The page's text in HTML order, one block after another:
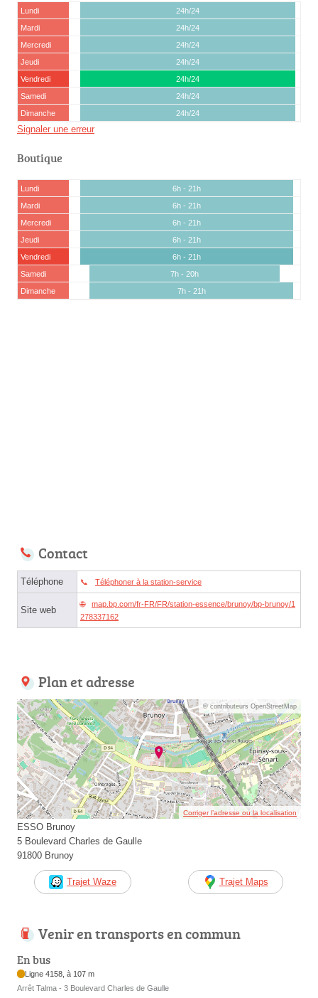
Lundi
24h/24
Mardi
24h/24
Mercredi
24h/24
Jeudi
24h/24
Vendredi
24h/24
Samedi
24h/24
Dimanche
24h/24
Signaler une erreur
Boutique
Lundi
6h - 21h
Mardi
6h - 21h
Mercredi
6h - 21h
Jeudi
6h - 21h
Vendredi
6h - 21h
Samedi
7h - 20h
Dimanche
7h - 21h
Contact
Téléphone Téléphoner à la station-service
Site web
map.bp.com/fr-FR/FR/station-essence/brunoy/bp-brunoy/1
278337162
Plan et adresse
© contributeurs OpenStreetMap
Corriger l’adresse ou la localisation
ESSO Brunoy
5 Boulevard Charles de Gaulle
91800 Brunoy
Trajet Waze Trajet Maps
Venir en transports en commun
En bus
Ligne 4158, à 107 m
Arrêt Talma - 3 Boulevard Charles de Gaulle